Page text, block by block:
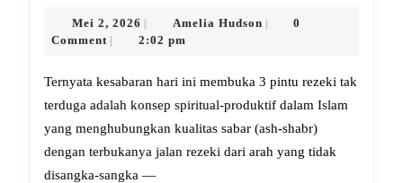
Hari
Membuka
3
Pintu
Rezeki
Mei 2, 2026 Mei
2,
Amelia HudsonAmelia
0
Comment
2:02 pm
Ternyata kesabaran hari ini membuka 3 pintu rezeki tak
terduga adalah konsep spiritual-produktif dalam Islam
yang menghubungkan kualitas sabar (ash-shabr)
dengan terbukanya jalan rezeki dari arah yang tidak
disangka-sangka —